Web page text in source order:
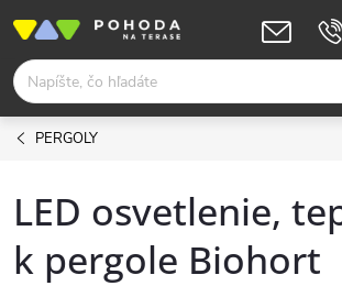
obsah
PERGOLY
LED osvetlenie,
k pergole Biohort